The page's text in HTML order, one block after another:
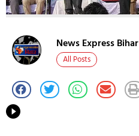
News Express Bihar
All Posts